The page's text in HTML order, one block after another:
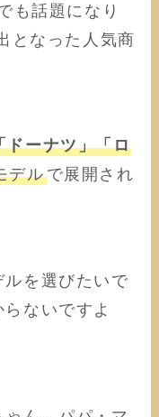
も話題になり
となった人気商
ドーナツ」「ロ
デルで展開され
を選びたいで
ないですよ